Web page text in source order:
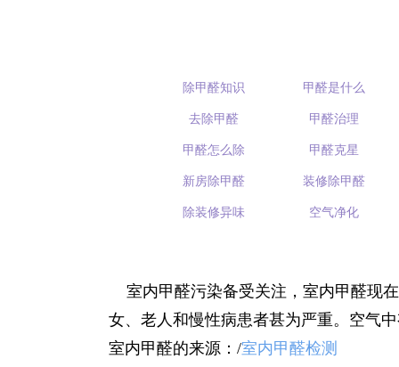
室内甲醛污染备受关注，室内甲醛现
女、老人和慢性病患者甚为严重。空气
室内甲醛的来源：/室内甲醛检测
除甲醛知识 甲醛是什么
去除甲醛 甲醛治理
甲醛怎么除 甲醛克星
新房除甲醛 装修除甲醛
除装修异味 空气净化